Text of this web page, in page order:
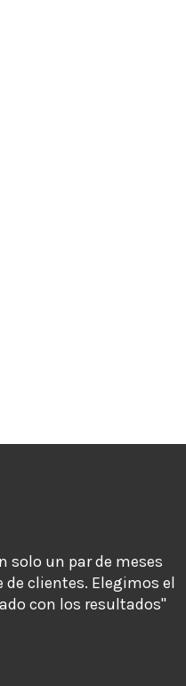
solo un par de meses
clientes. Elegimos el
con los resultados"